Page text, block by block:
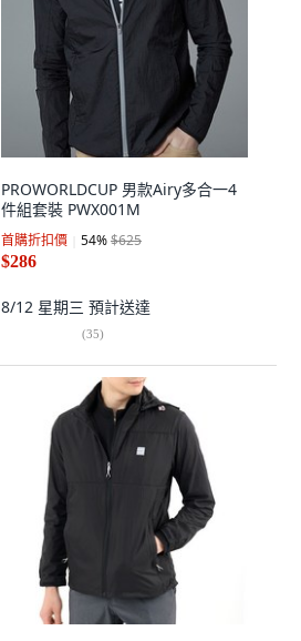
PROWORLDCUP 男款Airy多合一4
件組套裝 PWX001M
首購折扣價 54%$625
$286
8/12 星期三 預計送達
(35)